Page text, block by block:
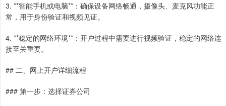
3. **智能手机或电脑**：确保设备网络畅通，摄像头、麦克风功能正
常，用于身份验证和视频见证。
4. **稳定的网络环境**：开户过程中需要进行视频验证，稳定的网络连
接至关重要。
## 二、网上开户详细流程
### 第一步：选择证券公司